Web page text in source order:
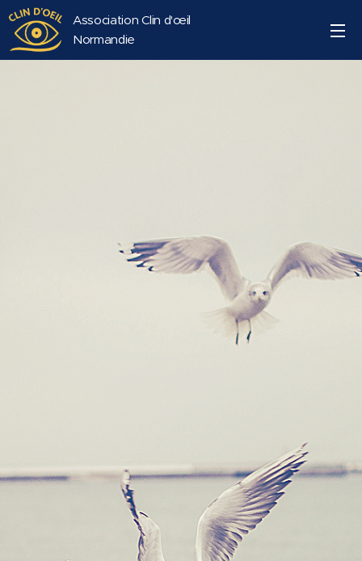
Association Clin d'œil
Normandie